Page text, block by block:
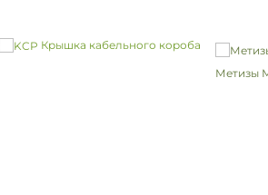
Крышка кабельного короба
Метизы